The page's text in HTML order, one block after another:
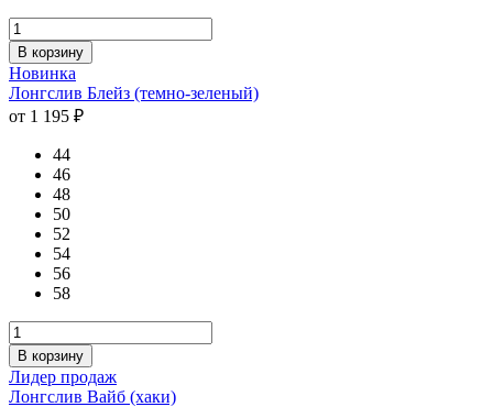
В корзину
Новинка
Лонгслив Блейз (темно-зеленый)
от 1 195 ₽
44
46
48
50
52
54
56
58
В корзину
Лидер продаж
Лонгслив Вайб (хаки)